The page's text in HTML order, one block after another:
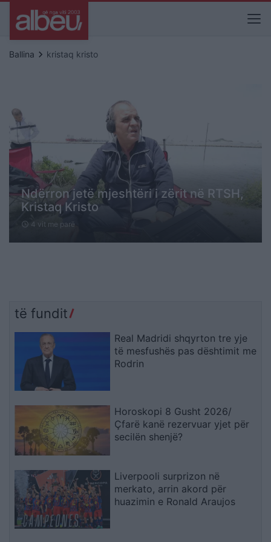
Ballina keyboard_arrow_right kristaq kristo
Ndërron jetë mjeshtëri i zërit në RTSH,
Kristaq Kristo
schedule 4 vit me parë
të fundit
Real Madridi shqyrton tre yje
të mesfushës pas dështimit me
Rodrin
Horoskopi 8 Gusht 2026/
Çfarë kanë rezervuar yjet për
secilën shenjë?
Liverpooli surprizon në
merkato, arrin akord për
huazimin e Ronald Araujos